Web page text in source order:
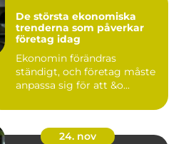
De största ekonomiska
trenderna som påverkar
företag idag
Ekonomin förändras
ständigt, och företag måste
anpassa sig för att &o...
24. nov